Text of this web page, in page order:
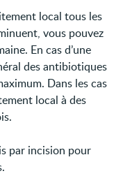
local tous les
vous pouvez
En cas d’une
des antibiotiques
Dans les cas
local à des
par incision pour